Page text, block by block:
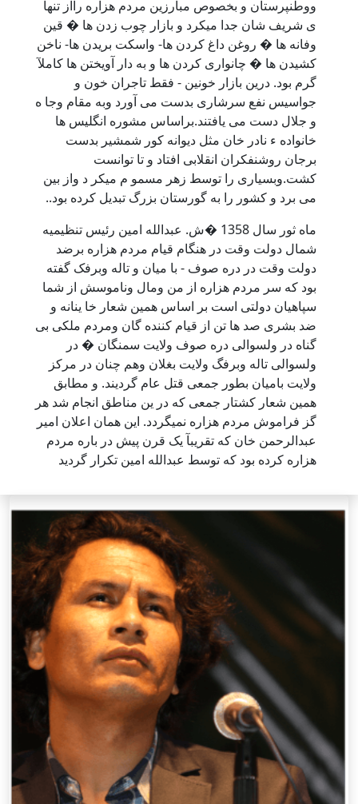
ووطنپرستان و بخصوص مبارزین مردم هزاره رااز تنها
ی شریف شان جدا میکرد و بازار چوب زدن ها � قین
وفانه ها � روغن داغ کردن ها- واسکت بریدن ها- ناخن
کشیدن ها � چانواری کردن ها و به دار آویختن ها کاملآ
گرم بود. درین بازار خونین - فقط تاجران خون و
جواسیس نفع سرشاری بدست می آورد وبه مقام وجا ه
و جلال دست می یافتند.براساس مشوره انگلیس ها
خانواده ء نادر خان مثل دیوانه کور شمشیر بدست
برجان روشنفکران انقلابی افتاد و تا توانست
کشت.وبسیاری را توسط زهر مسمو م میکر د واز بین
می برد و کشور را به گورستان بزرگ تبدیل کرده بود..
ماه ثور سال 1358 �ش. عبدالله امین رئیس تنظیمیه
شمال دولت وقت در هنگام قیام مردم هزاره برضد
دولت وقت در دره صوف - با میان و تاله وبرفک گفته
بود که سر مردم هزاره از من ومال وناموسش از شما
سپاهیان دولتی است بر اساس همین شعار خا ینانه و
ضد بشری صد ها تن از قیام کننده گان ومردم ملکی بی
گناه در ولسوالی دره صوف ولایت سمنگان � در
ولسوالی تاله وبرفگ ولایت بغلان وهم چنان در مرکز
ولایت بامیان بطور جمعی قتل عام گردیند. و مطابق
همین شعار کشتار جمعی که در ین مناطق انجام شد هر
گز فراموش مردم هزاره نمیگردد. این همان اعلان امیر
عبدالرحمن خان که تقریبآ یک قرن پیش در باره مردم
هزاره کرده بود که توسط عبدالله امین تکرار گردید